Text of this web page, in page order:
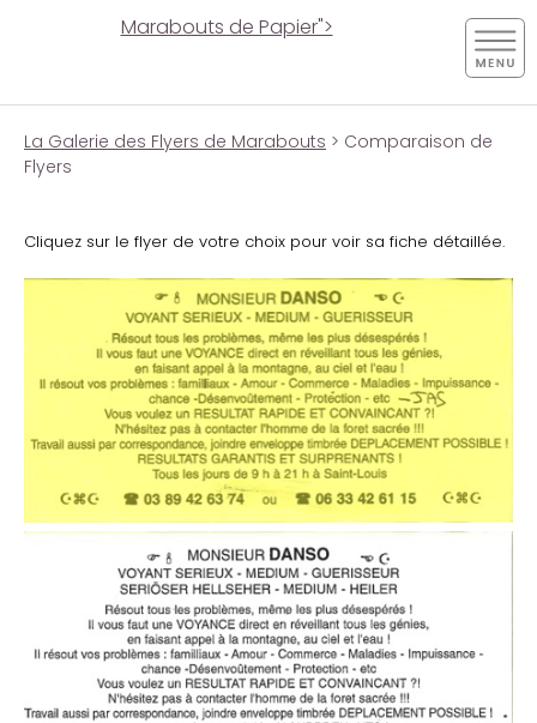
Marabouts de Papier">
La Galerie des Flyers de Marabouts > Comparaison de
Flyers
Cliquez sur le flyer de votre choix pour voir sa fiche détaillée.